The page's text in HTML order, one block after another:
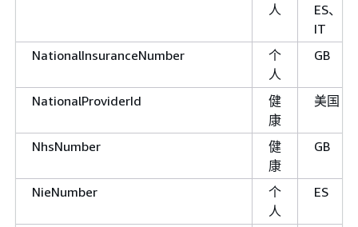
人
ES、
IT
NationalInsuranceNumber
个
人
GB
NationalProviderId
健
康
美国
NhsNumber
健
康
GB
NieNumber
个
人
ES